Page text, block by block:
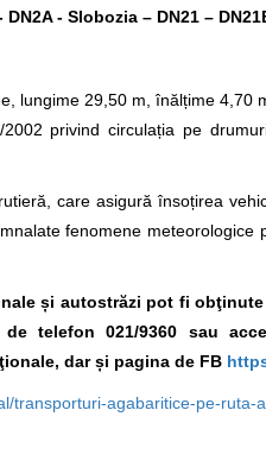
- Slobozia – DN21 –
lungime 29,50 m, înălțime 4,70
privind circulația pe
care asigură însoțirea
fenomene meteorologice
și autostrăzi pot fi
telefon 021/9360 sau
dar și pagina de FB
transporturi-agabaritice-pe-ruta-